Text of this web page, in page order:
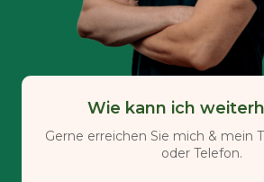
Wie kann ich
Gerne erreichen Sie mich & mein
oder Telefon.